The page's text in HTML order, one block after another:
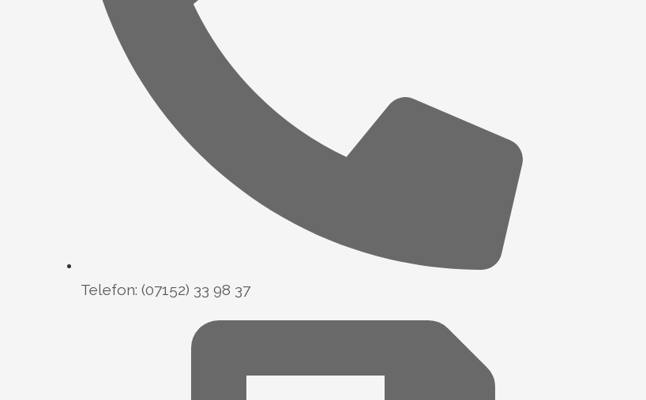
Telefon: (07152) 33 98 37